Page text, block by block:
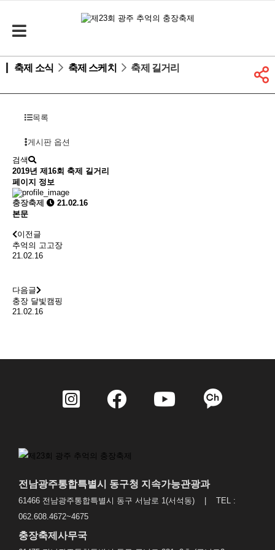
축제 소식 축제 스케치 축제 길거리
목록
게시판 옵션
검색
2019년 제16회 축제 길거리
페이지 정보
충장축제
21.02.16
본문
이전글
추억의 고고장
21.02.16
다음글
충장 달빛캠핑
21.02.16
전남광주통합특별시 동구청 지속가능관광과
61466 전남광주통합특별시 동구 서남로 1(서석동) | TEL :
062.608.4672~4675
충장축제사무국